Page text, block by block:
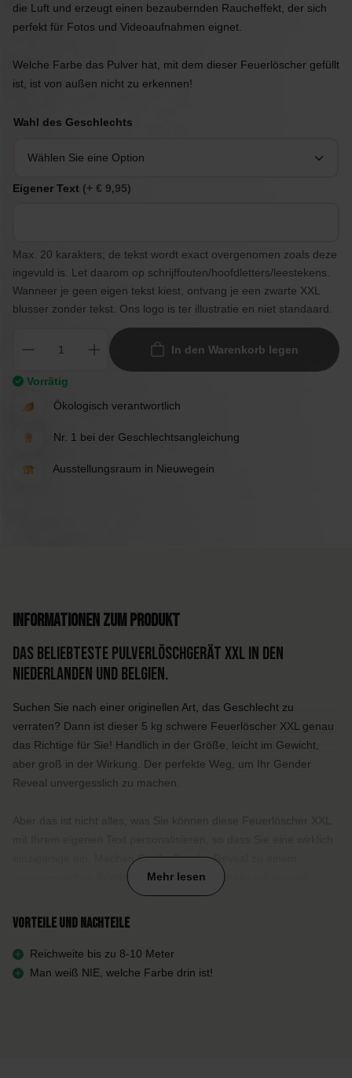
die Luft und erzeugt einen bezaubernden Raucheffekt, der sich
perfekt für Fotos und Videoaufnahmen eignet.
Welche Farbe das Pulver hat, mit dem dieser Feuerlöscher gefüllt
ist, ist von außen nicht zu erkennen!
Wahl des Geschlechts
Eigener Text (+ € 9,95)
Max. 20 karakters; de tekst wordt exact overgenomen zoals deze
ingevuld is. Let daarom op schrijffouten/hoofdletters/leestekens.
Wanneer je geen eigen tekst kiest, ontvang je een zwarte XXL
blusser zonder tekst. Ons logo is ter illustratie en niet standaard.
In den Warenkorb legen
Vorrätig
Ökologisch verantwortlich
Nr. 1 bei der Geschlechtsangleichung
Ausstellungsraum in Nieuwegein
Informationen zum Produkt
Das beliebteste Pulverlöschgerät XXL in den
Niederlanden und Belgien.
Suchen Sie nach einer originellen Art, das Geschlecht zu
verraten? Dann ist dieser 5 kg schwere Feuerlöscher XXL genau
das Richtige für Sie! Handlich in der Größe, leicht im Gewicht,
aber groß in der Wirkung. Der perfekte Weg, um Ihr Gender
Reveal unvergesslich zu machen.
einzigartige ein. Machen Sie Ihr Gender Reveal zu einem
unvergesslichen Erlebnis und verblüffen Sie alle mit diesem
beeindruckenden Gender Reveal Feuerlöscher XXL!
Warum den Gender Reveal Feuerlöscher XXL wählen?
Spektakuläre Puderwolke: Wählen Sie zwischen Rosa oder
Mehr lesen
Vorteile und Nachteile
Reichweite bis zu 8-10 Meter
Man weiß NIE, welche Farbe drin ist!